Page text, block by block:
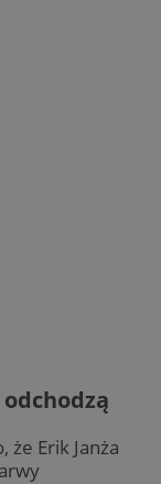
Erik Janża